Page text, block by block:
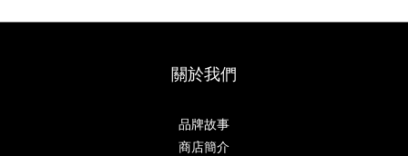
關於我們
品牌故事
商店簡介